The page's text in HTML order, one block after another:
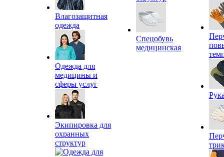
Влагозащитная
одежда
Одежда для
медицины и
сферы услуг
Экипировка для
охранных
структур
Спецобувь
медицинская